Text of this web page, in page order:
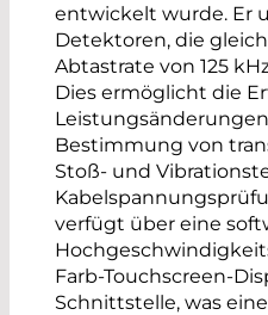
entwickelt wurde. Er
Detektoren, die
Abtastrate von 125
Dies ermöglicht die
Bestimmung von
Stoß- und
verfügt über eine
Farb-Touchscreen-
Schnittstelle, was